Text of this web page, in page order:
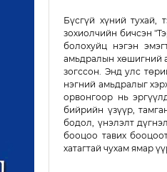
Бүсгүй хүний тухай,
зохиолчийн бичсэн
болохуйц нэгэн
амьдралын хөшигний
зогссон. Энд улс
нэгний амьдралыг
орвонгоор нь
бийрийн үзүүр,
бодол, үнэлэлт
бооцоо тавих
хатагтай чухам ямар